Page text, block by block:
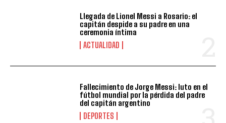
Llegada de Lionel Messi a Rosario: el
capitán despide a su padre en una
ceremonia íntima
ACTUALIDAD
Fallecimiento de Jorge Messi: luto en el
fútbol mundial por la pérdida del padre
del capitán argentino
DEPORTES